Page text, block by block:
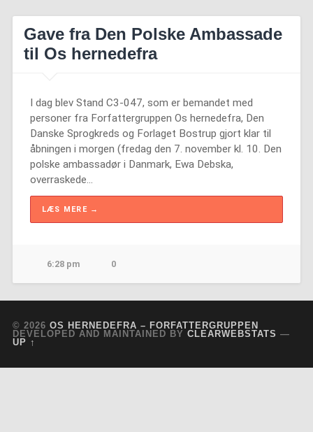
Gave fra Den Polske Ambassade
til Os hernedefra
I dag blev Stand C3-047, som er bemandet med
personer fra Forfattergruppen Os hernedefra, Den
Danske Sprogkreds og Forlaget Bostrup gjort klar til
åbningen i morgen (fredag den 7. november kl. 10. Den
polske ambassadør i Danmark, Ewa Debska,
overraskede…
LÆS MERE →
6:28 pm 0
© 2026 OS HERNEDEFRA – FORFATTERGRUPPEN
DEVELOPED AND MAINTAINED BY CLEARWEBSTATS —
UP ↑